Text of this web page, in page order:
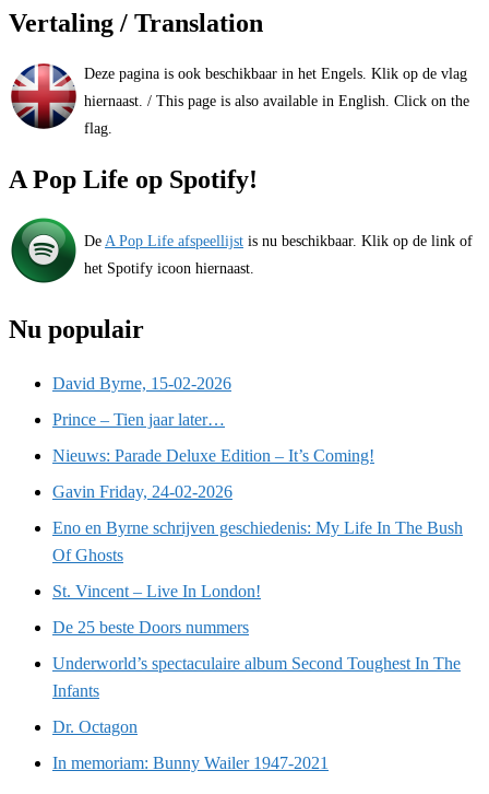
Vertaling / Translation
Deze pagina is ook beschikbaar in het Engels. Klik op de vlag
hiernaast. / This page is also available in English. Click on the
flag.
A Pop Life op Spotify!
De A Pop Life afspeellijst is nu beschikbaar. Klik op de link of
het Spotify icoon hiernaast.
Nu populair
David Byrne, 15-02-2026
Prince – Tien jaar later…
Nieuws: Parade Deluxe Edition – It’s Coming!
Gavin Friday, 24-02-2026
Eno en Byrne schrijven geschiedenis: My Life In The Bush
Of Ghosts
St. Vincent – Live In London!
De 25 beste Doors nummers
Underworld’s spectaculaire album Second Toughest In The
Infants
Dr. Octagon
In memoriam: Bunny Wailer 1947-2021